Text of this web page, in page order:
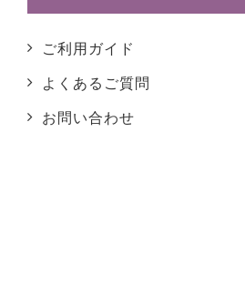
ご利用ガイド
よくあるご質問
お問い合わせ